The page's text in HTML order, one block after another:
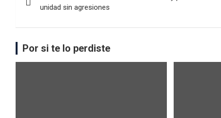
unidad sin agresiones
Por si te lo perdiste